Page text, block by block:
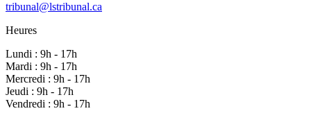
tribunal@lstribunal.ca
Heures
Lundi : 9h - 17h
Mardi : 9h - 17h
Mercredi : 9h - 17h
Jeudi : 9h - 17h
Vendredi : 9h - 17h